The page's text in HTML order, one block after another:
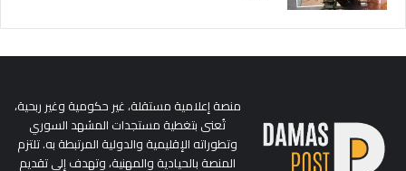
منصة إعلامية مستقلة، غير حكومية وغير ربحية،
تُعنى بتغطية مستجدات المشهد السوري
وتطوراته الإقليمية والدولية المرتبطة به. تلتزم
المنصة بالحيادية والمهنية، وتهدف إلى تقديم